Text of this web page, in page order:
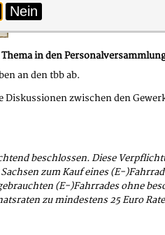
in den
solche Regelung sprechen. Für
die Möglichkeit des
an den tbb ab.
zwischen den
beschlossen. Diese
zum Kauf eines (E-
(E-)Fahrrades ohne
zu mindestens 25 Euro
Nein